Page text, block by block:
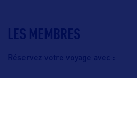
LES MEMBRES
Réservez votre voyage avec :